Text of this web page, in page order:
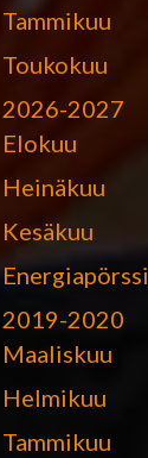
Tammikuu
Toukokuu
2026-2027
Elokuu
Heinäkuu
Kesäkuu
Energiapörssi
2019-2020
Maaliskuu
Helmikuu
Tammikuu